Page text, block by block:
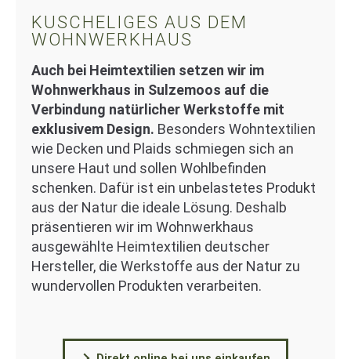
KUSCHELIGES AUS DEM
WOHNWERKHAUS
Auch bei Heimtextilien setzen wir im
Wohnwerkhaus in Sulzemoos auf die
Verbindung natürlicher Werkstoffe mit
exklusivem Design. Besonders Wohntextilien
wie Decken und Plaids schmiegen sich an
unsere Haut und sollen Wohlbefinden
schenken. Dafür ist ein unbelastetes Produkt
aus der Natur die ideale Lösung. Deshalb
präsentieren wir im Wohnwerkhaus
ausgewählte Heimtextilien deutscher
Hersteller, die Werkstoffe aus der Natur zu
wundervollen Produkten verarbeiten.